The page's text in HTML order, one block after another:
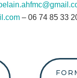
– 06 74 85 33